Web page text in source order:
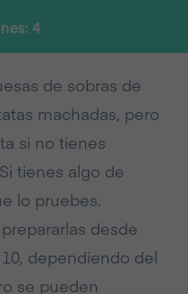
4
de sobras de
machadas, pero
si no tienes
tienes algo de
lo pruebes.
desde
dependiendo del
se pueden